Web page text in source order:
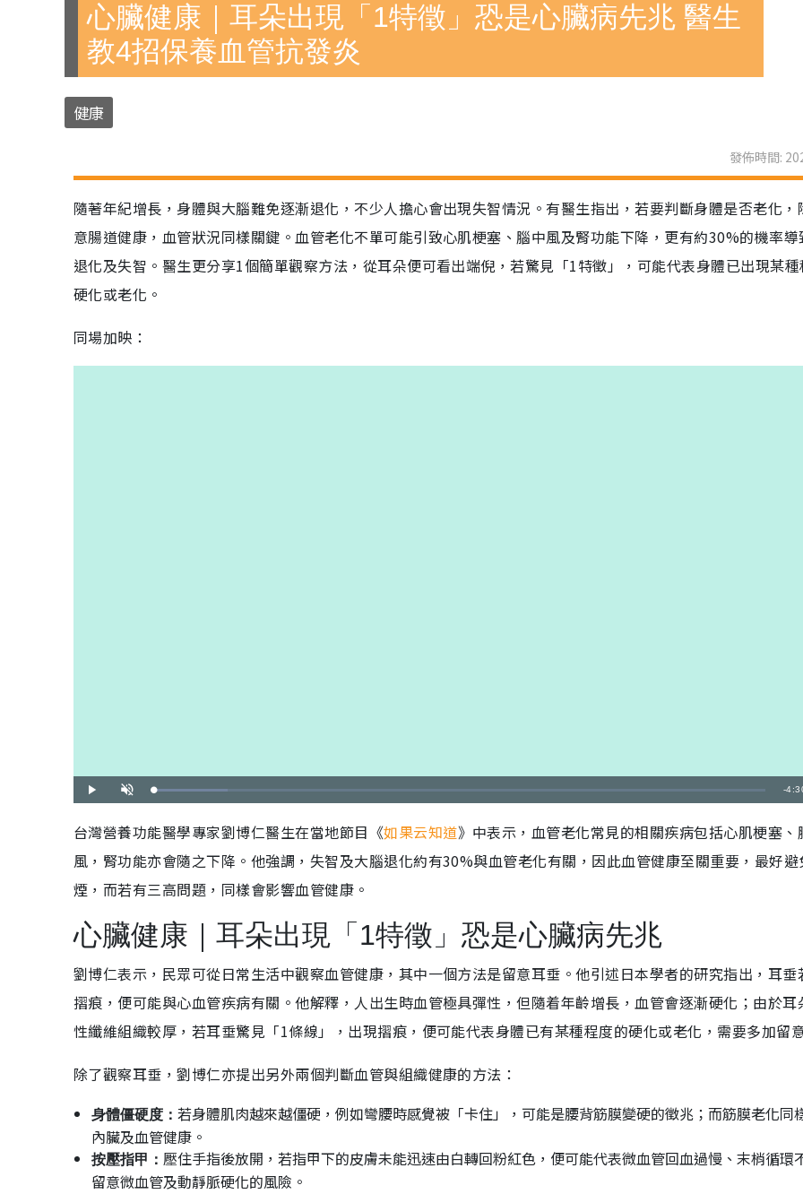
心臟健康｜耳朵出現「1特徵」恐是心臟病先兆 醫生
教4招保養血管抗發炎
健康
發佈時間:
隨著年紀增長，身體與大腦難免逐漸退化，不少人擔心會出現失智情況。有醫生指出，若要判斷身體是否老化，
意腸道健康，血管狀況同樣關鍵。血管老化不單可能引致心肌梗塞、腦中風及腎功能下降，更有約30%的機率導
退化及失智。醫生更分享1個簡單觀察方法，從耳朵便可看出端倪，若驚見「1特徵」，可能代表身體已出現某種
硬化或老化。
同場加映：
播
放
開
啟
載
入
:
1
.
0
%
剩
間
-
台灣營養功能醫學專家劉博仁醫生在當地節目《如果云知道》中表示，血管老化常見的相關疾病包括心肌梗塞、
風，腎功能亦會隨之下降。他強調，失智及大腦退化約有30%與血管老化有關，因此血管健康至關重要，最好避
煙，而若有三高問題，同樣會影響血管健康。
心臟健康｜耳朵出現「1特徵」恐是心臟病先兆
劉博仁表示，民眾可從日常生活中觀察血管健康，其中一個方法是留意耳垂。他引述日本學者的研究指出，耳垂
摺痕，便可能與心血管疾病有關。他解釋，人出生時血管極具彈性，但隨着年齡增長，血管會逐漸硬化；由於耳
性纖維組織較厚，若耳垂驚見「1條線」，出現摺痕，便可能代表身體已有某種程度的硬化或老化，需要多加留
除了觀察耳垂，劉博仁亦提出另外兩個判斷血管與組織健康的方法：
身體僵硬度： 若身體肌肉越來越僵硬，例如彎腰時感覺被「卡住」，可能是腰背筋膜變硬的徵兆；而筋膜老化同
內臟及血管健康。
按壓指甲： 壓住手指後放開，若指甲下的皮膚未能迅速由白轉回粉紅色，便可能代表微血管回血過慢、末梢循環
留意微血管及動靜脈硬化的風險。